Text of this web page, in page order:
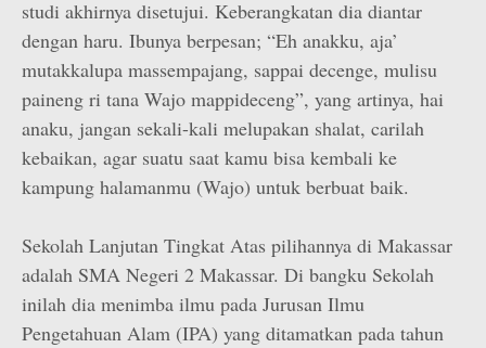
studi akhirnya disetujui. Keberangkatan dia diantar
dengan haru. Ibunya berpesan; “Eh anakku, aja’
mutakkalupa massempajang, sappai decenge, mulisu
paineng ri tana Wajo mappideceng”, yang artinya, hai
anaku, jangan sekali-kali melupakan shalat, carilah
kebaikan, agar suatu saat kamu bisa kembali ke
kampung halamanmu (Wajo) untuk berbuat baik.
Sekolah Lanjutan Tingkat Atas pilihannya di Makassar
adalah SMA Negeri 2 Makassar. Di bangku Sekolah
inilah dia menimba ilmu pada Jurusan Ilmu
Pengetahuan Alam (IPA) yang ditamatkan pada tahun